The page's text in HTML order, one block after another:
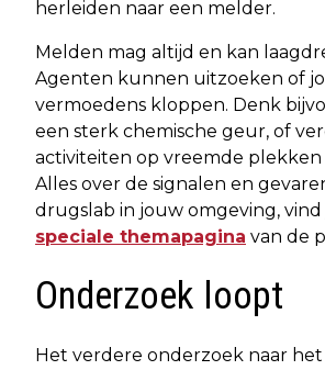
herleiden naar een melder.
Melden mag altijd en kan
Agenten kunnen uitzoeken of
vermoedens kloppen. Denk
een sterk chemische geur, of
activiteiten op vreemde plekken
Alles over de signalen en
drugslab in jouw omgeving, vind
speciale themapagina van de
Onderzoek loopt
Het verdere onderzoek naar